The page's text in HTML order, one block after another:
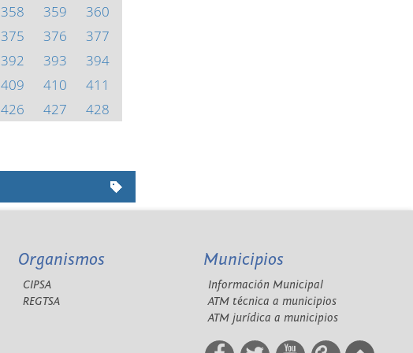
358 359
360
375 376
377
392 393
394
409 410
411
426 427
428
Organismos
CIPSA
REGTSA
Municipios
Información Municipal
ATM técnica a municipios
ATM jurídica a municipios